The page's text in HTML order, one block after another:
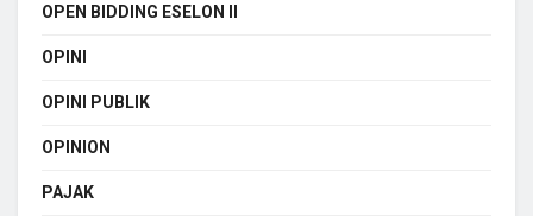
OPEN BIDDING ESELON II
OPINI
OPINI PUBLIK
OPINION
PAJAK